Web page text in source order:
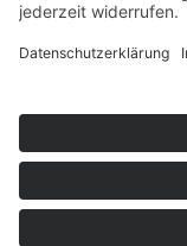
Newsletter